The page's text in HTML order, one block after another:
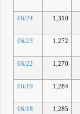
06/24 1,310
06/23 1,272
06/22 1,270
06/19 1,284
06/18 1,285